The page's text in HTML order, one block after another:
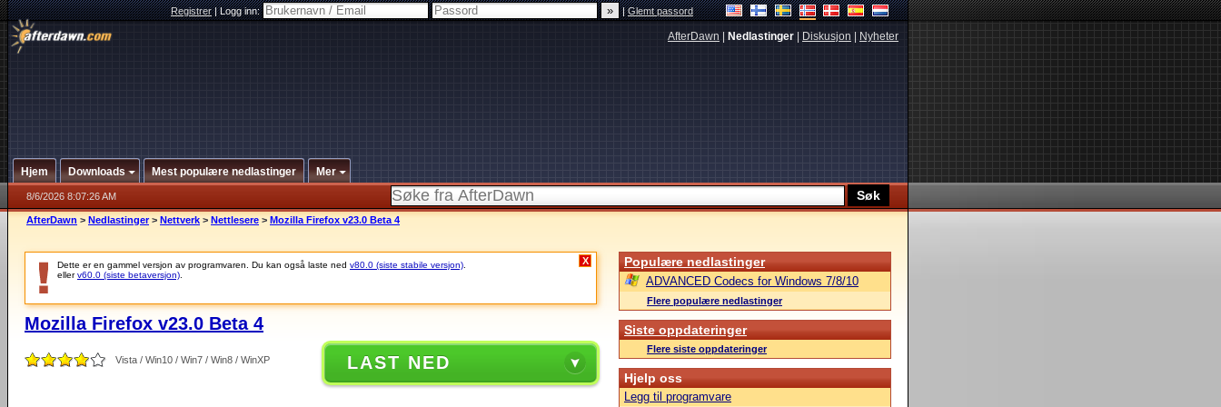
Registrer|Logg inn: |Glemt passord
AfterDawn Nedlastinger Diskusjon Nyheter
Hjem Downloads Mest populære nedlastinger Mer
8/6/2026 8:07:26 AM
AfterDawn > Nedlastinger > Nettverk > Nettlesere > Mozilla Firefox v23.0 Beta 4
Dette er en gammel versjon av programvaren. Du kan også laste ned v80.0 (siste stabile versjon)
ellerv60.0 (siste betaversjon)
X
Mozilla Firefox v23.0 Beta 4
Vista / Win10 / Win7 / Win8 / WinXP LAST NED
Populære nedlastinger
ADVANCED Codecs for Windows 7/8/10
Flere populære nedlastinger
Siste oppdateringer
Flere siste oppdateringer
Hjelp oss
Legg til programvare